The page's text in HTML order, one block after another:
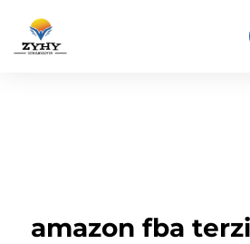
amazon fba